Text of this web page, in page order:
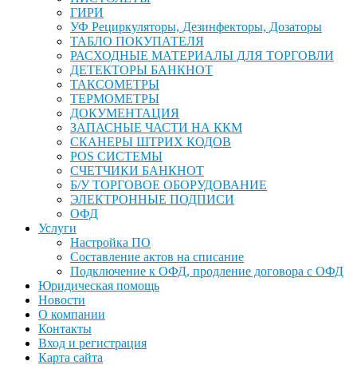
ГИРИ
УФ Рециркуляторы, Дезинфекторы, Дозаторы
ТАБЛО ПОКУПАТЕЛЯ
РАСХОДНЫЕ МАТЕРИАЛЫ ДЛЯ ТОРГОВЛИ
ДЕТЕКТОРЫ БАНКНОТ
ТАКСОМЕТРЫ
ТЕРМОМЕТРЫ
ДОКУМЕНТАЦИЯ
ЗАПАСНЫЕ ЧАСТИ НА ККМ
СКАНЕРЫ ШТРИХ КОДОВ
POS СИСТЕМЫ
СЧЕТЧИКИ БАНКНОТ
Б/У ТОРГОВОЕ ОБОРУДОВАНИЕ
ЭЛЕКТРОННЫЕ ПОДПИСИ
ОФД
Услуги
Настройка ПО
Составление актов на списание
Подключение к ОФД, продление договора с ОФД
Юридическая помощь
Новости
О компании
Контакты
Вход и регистрация
Карта сайта